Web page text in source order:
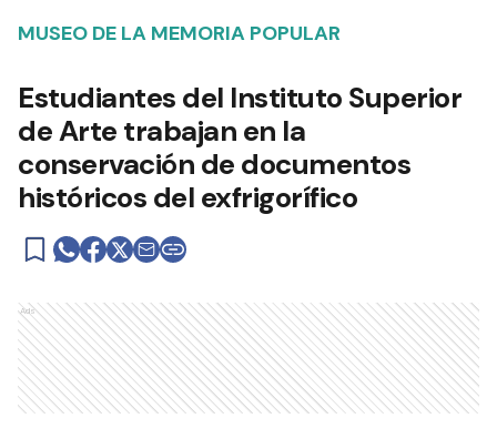
MUSEO DE LA MEMORIA POPULAR
Estudiantes del Instituto Superior
de Arte trabajan en la
conservación de documentos
históricos del exfrigorífico
Ads